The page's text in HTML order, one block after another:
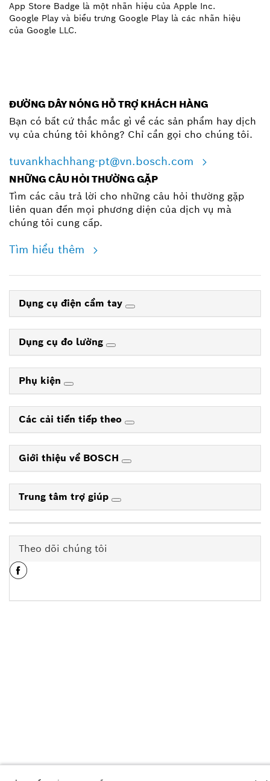
App Store Badge là một nhãn hiệu của Apple Inc.
Google Play và biểu trưng Google Play là các nhãn hiệu
của Google LLC.
ĐƯỜNG DÂY NÓNG HỖ TRỢ KHÁCH HÀNG
Bạn có bất cứ thắc mắc gì về các sản phẩm hay dịch
vụ của chúng tôi không? Chỉ cần gọi cho chúng tôi.
tuvankhachhang-pt@vn.bosch.com
NHỮNG CÂU HỎI THƯỜNG GẶP
Tìm các câu trả lời cho những câu hỏi thường gặp
liên quan đến mọi phương diện của dịch vụ mà
chúng tôi cung cấp.
Tìm hiểu thêm
Dụng cụ điện cầm tay
Dụng cụ đo lường
Phụ kiện
Các cải tiến tiếp theo
Giới thiệu về BOSCH
Trung tâm trợ giúp
Theo dõi chúng tôi